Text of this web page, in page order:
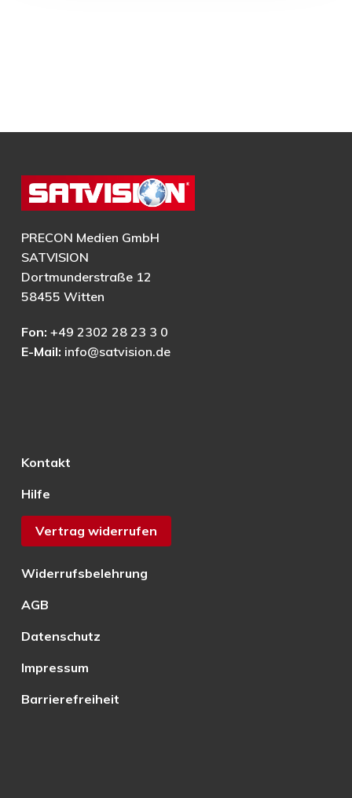
PRECON Medien GmbH
SATVISION
Dortmunderstraße 12
58455 Witten
Fon: +49 2302 28 23 3 0
E-Mail: info@satvision.de
Kontakt
Hilfe
Vertrag widerrufen
Widerrufsbelehrung
AGB
Datenschutz
Impressum
Barrierefreiheit